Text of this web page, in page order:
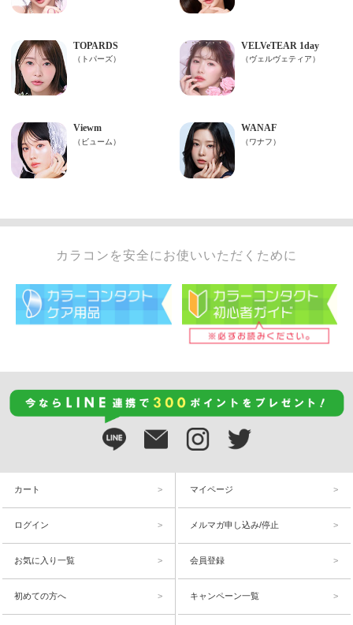
カラコンを安全にお使いいただくために
カート マイページ
ログイン メルマガ申し込み/停止
お気に入り一覧 会員登録
初めての方へ キャンペーン一覧